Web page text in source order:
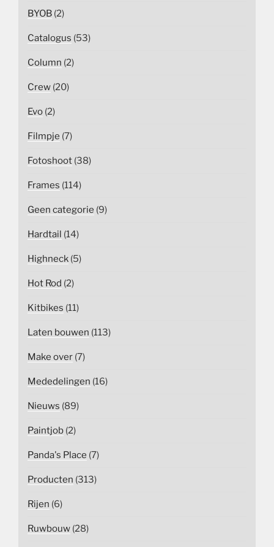
BYOB (2)
Catalogus (53)
Column (2)
Crew (20)
Evo (2)
Filmpje (7)
Fotoshoot (38)
Frames (114)
Geen categorie (9)
Hardtail (14)
Highneck (5)
Hot Rod (2)
Kitbikes (11)
Laten bouwen (113)
Make over (7)
Mededelingen (16)
Nieuws (89)
Paintjob (2)
Panda's Place (7)
Producten (313)
Rijen (6)
Ruwbouw (28)